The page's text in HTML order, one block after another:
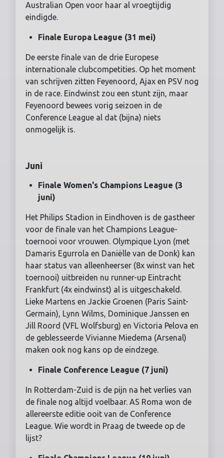
Australian Open voor haar al vroegtijdig
eindigde.
Finale Europa League (31 mei)
De eerste finale van de drie Europese
internationale clubcompetities. Op het moment
van schrijven zitten Feyenoord, Ajax en PSV nog
in de race. Eindwinst zou een stunt zijn, maar
Feyenoord bewees vorig seizoen in de
Conference League al dat (bijna) niets
onmogelijk is.
Juni
Finale Women's Champions League (3
juni)
Het Philips Stadion in Eindhoven is de gastheer
voor de finale van het Champions League-
toernooi voor vrouwen. Olympique Lyon (met
Damaris Egurrola en Daniëlle van de Donk) kan
haar status van alleenheerser (8x winst van het
toernooi) uitbreiden nu runner-up Eintracht
Frankfurt (4x eindwinst) al is uitgeschakeld.
Lieke Martens en Jackie Groenen (Paris Saint-
Germain), Lynn Wilms, Dominique Janssen en
Jill Roord (VFL Wolfsburg) en Victoria Pelova en
de geblesseerde Vivianne Miedema (Arsenal)
maken ook nog kans op de eindzege.
Finale Conference League (7 juni)
In Rotterdam-Zuid is de pijn na het verlies van
de finale nog altijd voelbaar. AS Roma won de
allereerste editie ooit van de Conference
League. Wie wordt in Praag de tweede op de
lijst?